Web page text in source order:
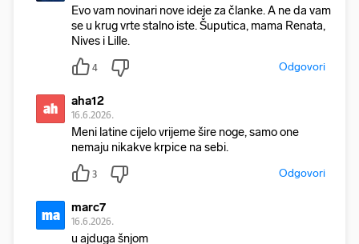
Evo vam novinari nove ideje za članke. A ne da vam
se u krug vrte stalno iste. Šuputica, mama Renata,
Nives i Lille.
4 Odgovori
ah aha12
16.6.2026.
Meni latine cijelo vrijeme šire noge, samo one
nemaju nikakve krpice na sebi.
3 Odgovori
ma marc7
16.6.2026.
u ajduga šnjom